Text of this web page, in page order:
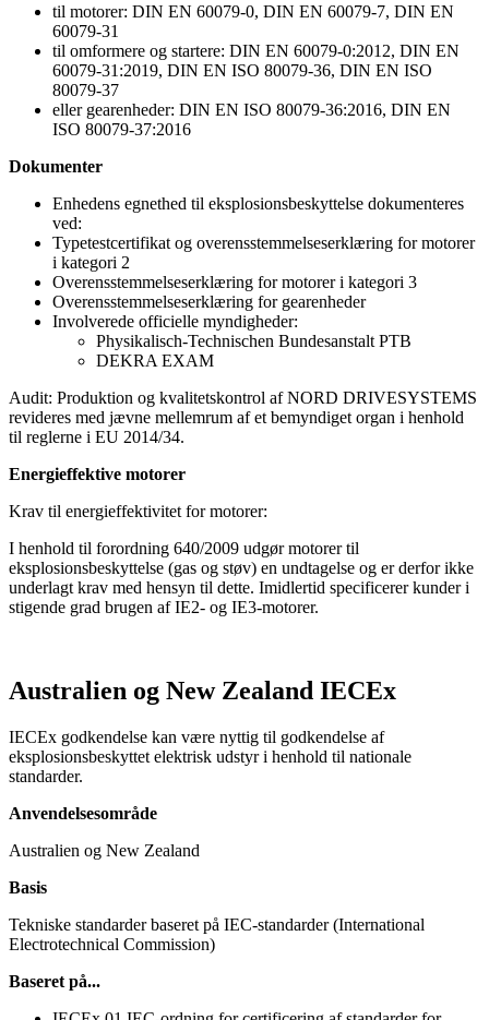
til motorer: DIN EN 60079-0, DIN EN 60079-7, DIN EN
60079-31
til omformere og startere: DIN EN 60079-0:2012, DIN EN
60079-31:2019, DIN EN ISO 80079-36, DIN EN ISO
80079-37
eller gearenheder: DIN EN ISO 80079-36:2016, DIN EN
ISO 80079-37:2016
Dokumenter
Enhedens egnethed til eksplosionsbeskyttelse dokumenteres
ved:
Typetestcertifikat og overensstemmelseserklæring for motorer
i kategori 2
Overensstemmelseserklæring for motorer i kategori 3
Overensstemmelseserklæring for gearenheder
Involverede officielle myndigheder:
Physikalisch-Technischen Bundesanstalt PTB
DEKRA EXAM
Audit: Produktion og kvalitetskontrol af NORD DRIVESYSTEMS
revideres med jævne mellemrum af et bemyndiget organ i henhold
til reglerne i EU 2014/34.
Energieffektive motorer
Krav til energieffektivitet for motorer:
I henhold til forordning 640/2009 udgør motorer til
eksplosionsbeskyttelse (gas og støv) en undtagelse og er derfor ikke
underlagt krav med hensyn til dette. Imidlertid specificerer kunder i
stigende grad brugen af IE2- og IE3-motorer.
Australien og New Zealand IECEx
IECEx godkendelse kan være nyttig til godkendelse af
eksplosionsbeskyttet elektrisk udstyr i henhold til nationale
standarder.
Anvendelsesområde
Australien og New Zealand
Basis
Tekniske standarder baseret på IEC-standarder (International
Electrotechnical Commission)
Baseret på...